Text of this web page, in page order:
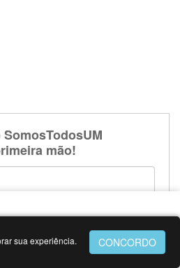
SomosTodosUM
mão!
sua experiência.